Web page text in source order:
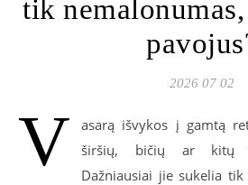
tik
2026 07 02
V
asarą išvykos į gamtą
širšių, bičių ar kitų
Dažniausiai jie sukelia